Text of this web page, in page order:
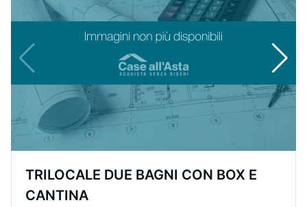
TRILOCALE DUE BAGNI CON BOX E
CANTINA